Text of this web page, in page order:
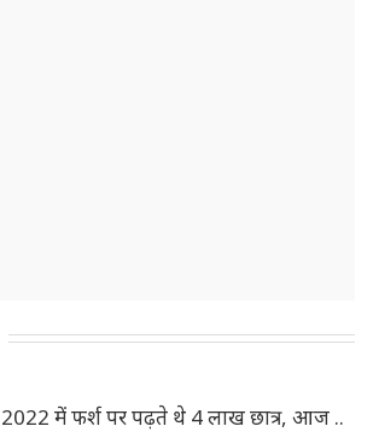
2022 में फर्श पर पढ़ते थे 4 लाख छात्र, आज ..